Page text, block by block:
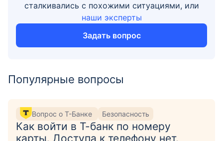
сталкивались с похожими ситуациями, или
наши эксперты
Задать вопрос
Популярные вопросы
Вопрос о Т-Банке Безопасность
Как войти в Т-банк по номеру
карты. Доступа к телефону нет.